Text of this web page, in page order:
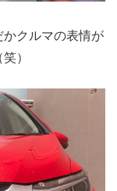
クルマの表情が
）